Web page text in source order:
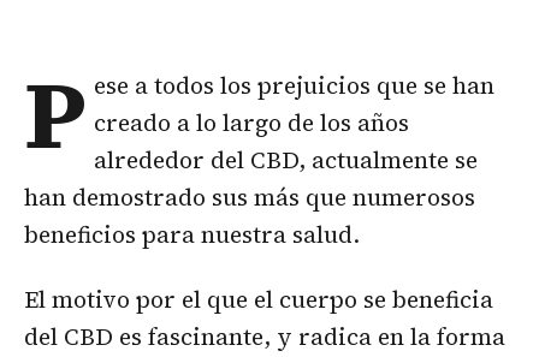
P ese a todos los prejuicios que se han
creado a lo largo de los años
alrededor del CBD, actualmente se
han demostrado sus más que numerosos
beneficios para nuestra salud.
El motivo por el que el cuerpo se beneficia
del CBD es fascinante, y radica en la forma